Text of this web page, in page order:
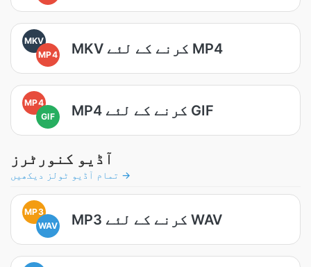
MKV
MP4
MKV کرنے کے لئے MP4
MP4
GIF
MP4 کرنے کے لئے GIF
آڈیو کنورٹرز
تمام آڈیو ٹولز دیکھیں →
MP3
WAV
MP3 کرنے کے لئے WAV